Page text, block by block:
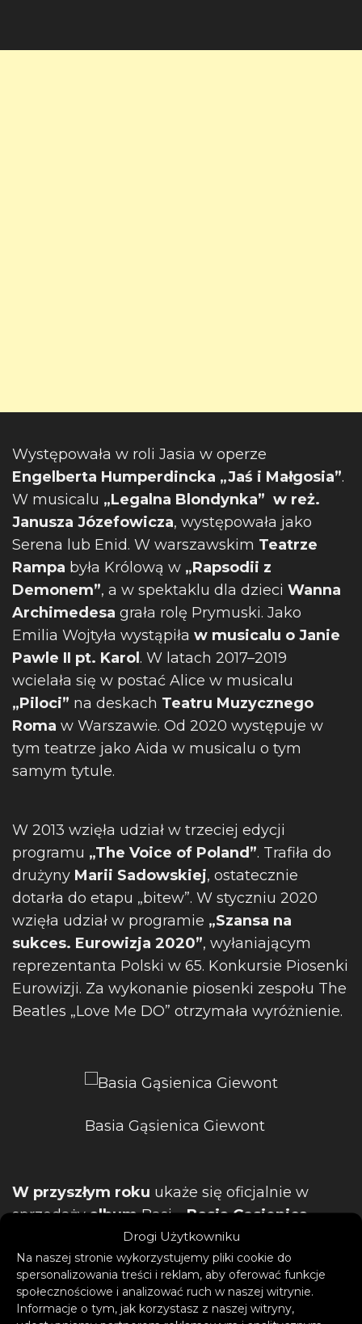
Drogi Użytkowniku
Na naszej stronie wykorzystujemy pliki cookie do
spersonalizowania treści i reklam, aby oferować funkcje
społecznościowe i analizować ruch w naszej witrynie.
Informacje o tym, jak korzystasz z naszej witryny,
Występowała w roli Jasia w operze
Engelberta Humperdincka „Jaś i Małgosia”.
W musicalu „Legalna Blondynka” w reż.
Janusza Józefowicza, występowała jako
Serena lub Enid. W warszawskim Teatrze
Rampa była Królową w „Rapsodii z
Demonem”, a w spektaklu dla dzieci Wanna
Archimedesa grała rolę Prymuski. Jako
Emilia Wojtyła wystąpiła w musicalu o Janie
Pawle II pt. Karol . W latach 2017–2019
wcielała się w postać Alice w musicalu
„Piloci” na deskach Teatru Muzycznego
Roma w Warszawie. Od 2020 występuje w
tym teatrze jako Aida w musicalu o tym
samym tytule.
W 2013 wzięła udział w trzeciej edycji
programu „The Voice of Poland”. Trafiła do
drużyny Marii Sadowskiej, ostatecznie
dotarła do etapu „bitew”. W styczniu 2020
wzięła udział w programie „Szansa na
sukces. Eurowizja 2020”, wyłaniającym
reprezentanta Polski w 65. Konkursie Piosenki
Eurowizji. Za wykonanie piosenki zespołu The
Beatles „Love Me DO” otrzymała wyróżnienie.
Basia Gąsienica Giewont
W przyszłym roku ukaże się oficjalnie w
sprzedażyalbumBasi,„Basia Gąsienica
Giewont Śpiewa Piosenki Andrzeja
Zaryckiego”, projekt zrealizowany w ramach
programu stypendialnego Ministra Kultury i
Dziedzictwa Narodowego – Kultura w sieci.